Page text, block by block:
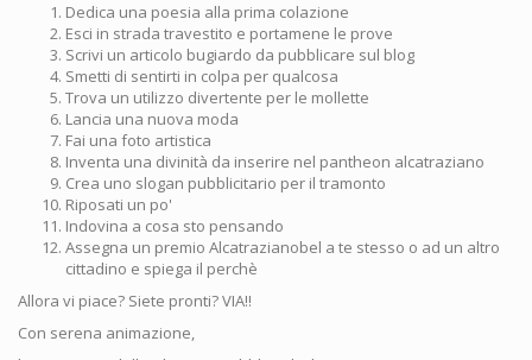
Dedica una poesia alla prima colazione
Esci in strada travestito e portamene le prove
Scrivi un articolo bugiardo da pubblicare sul blog
Smetti di sentirti in colpa per qualcosa
Trova un utilizzo divertente per le mollette
Lancia una nuova moda
Fai una foto artistica
Inventa una divinità da inserire nel pantheon alcatraziano
Crea uno slogan pubblicitario per il tramonto
Riposati un po'
Indovina a cosa sto pensando
Assegna un premio Alcatrazianobel a te stesso o ad un altro
cittadino e spiega il perchè
Allora vi piace? Siete pronti? VIA!!
Con serena animazione,